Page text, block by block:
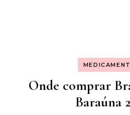
Onde comprar
Baraúna